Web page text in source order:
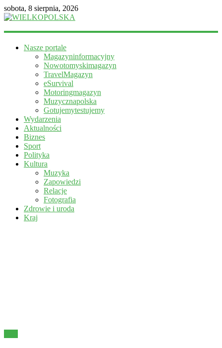
sobota, 8 sierpnia, 2026
WIELKOPOLSKA
informacyjny
Nasze portale
Magazyninformacyjny
Nowotomyskimagazyn
TravelMagazyn
eSurvival
Motoringmagazyn
Muzycznapolska
Gotujemytestujemy
Wydarzenia
Aktualności
Biznes
Sport
Polityka
Kultura
Muzyka
Zapowiedzi
Relacje
Fotografia
Zdrowie i uroda
Kraj